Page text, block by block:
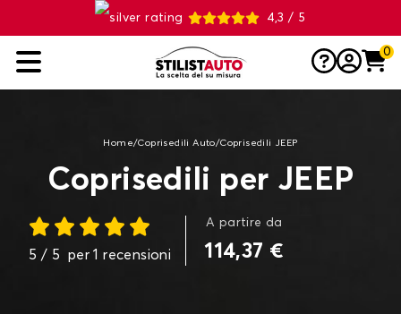
4,3 / 5
0
Home/Coprisedili Auto/Coprisedili JEEP
Coprisedili per JEEP
5 / 5 per 1 recensioni
A partire da
114,37 €